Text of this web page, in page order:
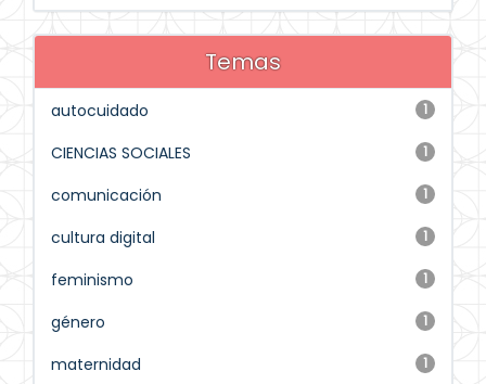
Temas
1
autocuidado
1
CIENCIAS SOCIALES
1
comunicación
1
cultura digital
1
feminismo
1
género
1
maternidad